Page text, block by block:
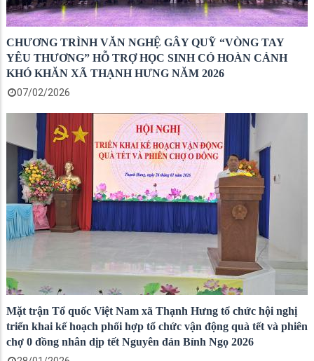
CHƯƠNG TRÌNH VĂN NGHỆ GÂY QUỸ “VÒNG TAY
YÊU THƯƠNG” HỖ TRỢ HỌC SINH CÓ HOÀN CẢNH
KHÓ KHĂN XÃ THẠNH HƯNG NĂM 2026
07/02/2026
Mặt trận Tổ quốc Việt Nam xã Thạnh Hưng tổ chức hội nghị
triển khai kế hoạch phối hợp tổ chức vận động quà tết và phiên
chợ 0 đồng nhân dịp tết Nguyên đán Bính Ngọ 2026